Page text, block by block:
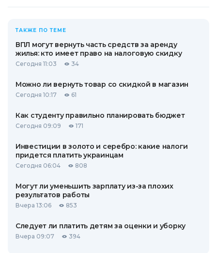
ТАКЖЕ ПО ТЕМЕ
ВПЛ могут вернуть часть средств за аренду
жилья: кто имеет право на налоговую скидку
Сегодня 11:03 34
Можно ли вернуть товар со скидкой в ​​магазин
Сегодня 10:17 61
Как студенту правильно планировать бюджет
Сегодня 09:09 171
Инвестиции в золото и серебро: какие налоги
придется платить украинцам
Сегодня 06:04 808
Могут ли уменьшить зарплату из-за плохих
результатов работы
Вчера 13:06 853
Следует ли платить детям за оценки и уборку
Вчера 09:07 394